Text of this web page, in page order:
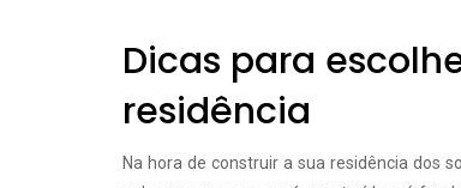
Dicas para
residência
Na hora de construir a sua residência dos